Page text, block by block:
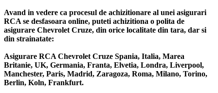
Avand in vedere ca procesul de achizitionare al unei asigurari
RCA se desfasoara online, puteti achizitiona o polita de
asigurare Chevrolet Cruze, din orice localitate din tara, dar si
din strainatate:
Asigurare RCA Chevrolet Cruze Spania, Italia, Marea
Britanie, UK, Germania, Franta, Elvetia, Londra, Liverpool,
Manchester, Paris, Madrid, Zaragoza, Roma, Milano, Torino,
Berlin, Koln, Frankfurt.